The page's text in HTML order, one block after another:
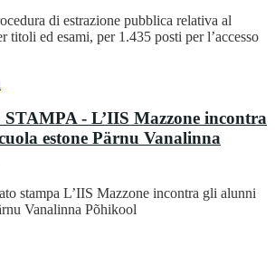
di estrazione pubblica relativa al
titoli ed esami, per 1.435 posti per l’accesso
- L’IIS Mazzone incontra
estone Pärnu Vanalinna
stampa L’IIS Mazzone incontra gli alunni
Vanalinna Põhikool